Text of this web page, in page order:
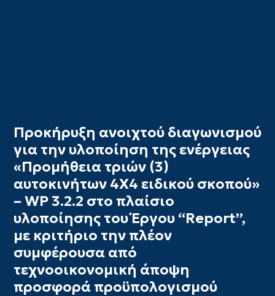
Προκήρυξη ανοιχτού διαγωνισμού
για την υλοποίηση της ενέργειας
«Προμήθεια τριών (3)
αυτοκινήτων 4Χ4 ειδικού σκοπού»
– WP 3.2.2 στο πλαίσιο
υλοποίησης του Έργου “Report”,
με κριτήριο την πλέον
συμφέρουσα από
τεχνοοικονομική άποψη
προσφορά προϋπολογισμού